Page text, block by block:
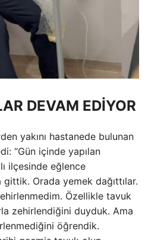
DEVAM EDİYOR
yakını hastanede bulunan
“Gün içinde yapılan
ilçesinde eğlence
Orada yemek dağıttılar.
Özellikle tavuk
zehirlendiğini duyduk. Ama
öğrendik.